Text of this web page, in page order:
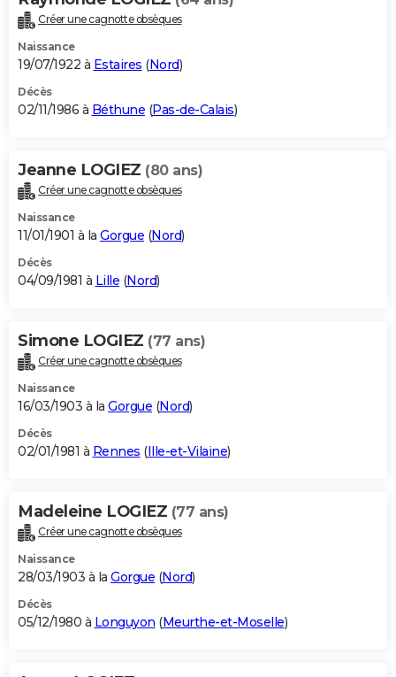
Créer une cagnotte obsèques
Naissance
19/07/1922 à Estaires (Nord)
Décès
02/11/1986 à Béthune (Pas-de-Calais)
Jeanne LOGIEZ (80 ans)
Créer une cagnotte obsèques
Naissance
11/01/1901 à la Gorgue (Nord)
Décès
04/09/1981 à Lille (Nord)
Simone LOGIEZ (77 ans)
Créer une cagnotte obsèques
Naissance
16/03/1903 à la Gorgue (Nord)
Décès
02/01/1981 à Rennes (Ille-et-Vilaine)
Madeleine LOGIEZ (77 ans)
Créer une cagnotte obsèques
Naissance
28/03/1903 à la Gorgue (Nord)
Décès
05/12/1980 à Longuyon (Meurthe-et-Moselle)